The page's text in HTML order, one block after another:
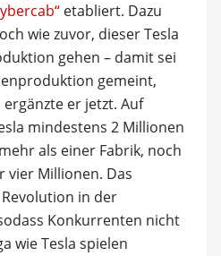
etabliert. Dazu
wie zuvor, dieser Tesla
gehen – damit sei
gemeint,
er jetzt. Auf
mindestens 2 Millionen
als einer Fabrik, noch
vier Millionen. Das
in der
Konkurrenten nicht
wie Tesla spielen